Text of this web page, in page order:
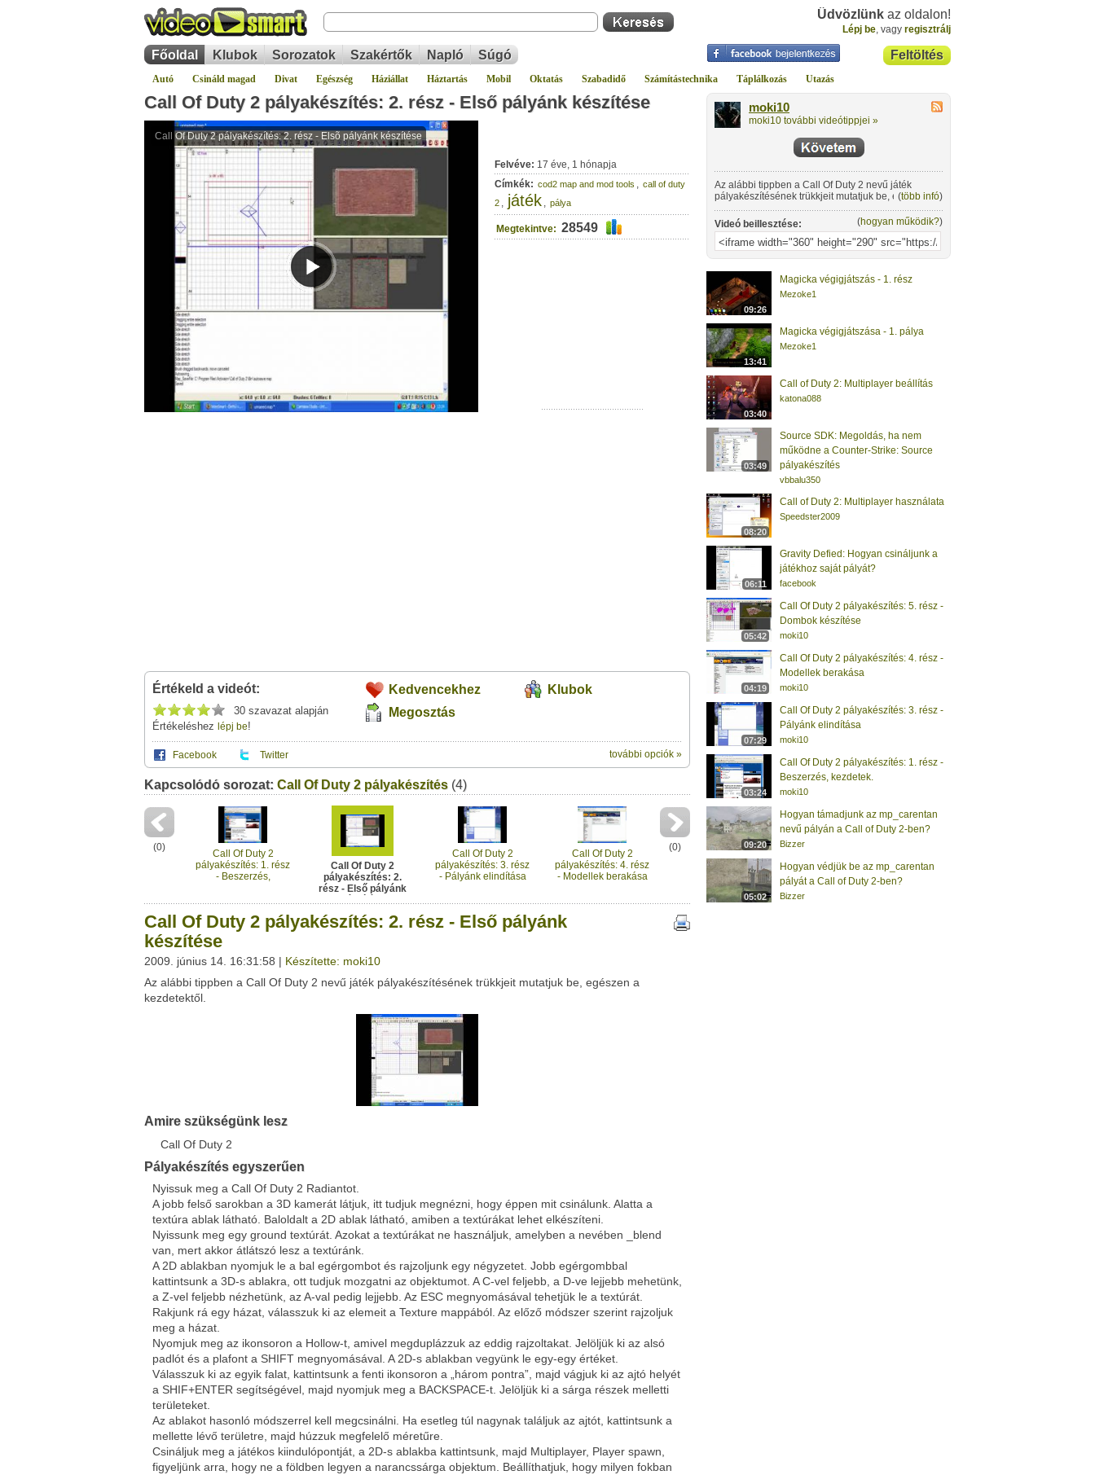
Üdvözlünk az oldalon!
Lépj be, vagy regisztrálj
Feltöltés
Főoldal Klubok Sorozatok Szakértők Napló Súgó
Autó Csináld magad Divat Egészség Háziállat Háztartás Mobil Oktatás Szabadidő Számítástechnika Táplálkozás Utazás
Call Of Duty 2 pályakészítés: 2. rész - Első pályánk készítése
Felvéve: 17 éve, 1 hónapja
Címkék: cod2 map and mod tools , call of duty
2 , játék , pálya
Megtekintve: 28549
Értékeld a videót:
30 szavazat alapján
Értékeléshez lépj be!
Kedvencekhez
Klubok
Megosztás
Facebook Twitter további opciók »
A(z) "Call Of Duty 2 pályakészítés: 2. rész - Első pályánk készítése " című videótipp
használhatod a saját leveleződet,vagyezt a felületet:
Neved:
E-mail címed:
Címzett e-mail címe:
Üzenet (opcionális):
Facebook Twitter
Del.icio.us
Live
Ez a videótipp a következő klub(ok)ba tartozik:
Ez a videó nem még nem tartozik egy klubhoz sem.
Ha van egy kis időd,nézz szét meglévő klubjaink között
Kapcsolódó sorozat: Call Of Duty 2 pályakészítés (4)
(0)
Call Of Duty 2
pályakészítés: 1. rész
- Beszerzés,
Call Of Duty 2
pályakészítés: 2.
rész - Első pályánk
Call Of Duty 2
pályakészítés: 3. rész
- Pályánk elindítása
Call Of Duty 2
pályakészítés: 4. rész
- Modellek berakása
(0)
Call Of Duty 2 pályakészítés: 2. rész - Első pályánk
készítése
2009. június 14. 16:31:58 | Készítette: moki10
Az alábbi tippben a Call Of Duty 2 nevű játék pályakészítésének trükkjeit mutatjuk be, egészen a
kezdetektől.
Amire szükségünk lesz
Call Of Duty 2
Pályakészítés egyszerűen
Nyissuk meg a Call Of Duty 2 Radiantot.
A jobb felső sarokban a 3D kamerát látjuk, itt tudjuk megnézni, hogy éppen mit csinálunk. Alatta a
textúra ablak látható. Baloldalt a 2D ablak látható, amiben a textúrákat lehet elkészíteni.
Nyissunk meg egy ground textúrát. Azokat a textúrákat ne használjuk, amelyben a nevében _blend
van, mert akkor átlátszó lesz a textúránk.
A 2D ablakban nyomjuk le a bal egérgombot és rajzoljunk egy négyzetet. Jobb egérgombbal
kattintsunk a 3D-s ablakra, ott tudjuk mozgatni az objektumot. A C-vel feljebb, a D-ve lejjebb mehetünk,
a Z-vel feljebb nézhetünk, az A-val pedig lejjebb. Az ESC megnyomásával tehetjük le a textúrát.
Rakjunk rá egy házat, válasszuk ki az elemeit a Texture mappából. Az előző módszer szerint rajzoljuk
meg a házat.
Nyomjuk meg az ikonsoron a Hollow-t, amivel megduplázzuk az eddig rajzoltakat. Jelöljük ki az alsó
padlót és a plafont a SHIFT megnyomásával. A 2D-s ablakban vegyünk le egy-egy értéket.
Válasszuk ki az egyik falat, kattintsunk a fenti ikonsoron a „három pontra”, majd vágjuk ki az ajtó helyét
a SHIF+ENTER segítségével, majd nyomjuk meg a BACKSPACE-t. Jelöljük ki a sárga részek melletti
területeket.
Az ablakot hasonló módszerrel kell megcsinálni. Ha esetleg túl nagynak találjuk az ajtót, kattintsunk a
mellette lévő területre, majd húzzuk megfelelő méretűre.
Csináljuk meg a játékos kiindulópontját, a 2D-s ablakba kattintsunk, majd Multiplayer, Player spawn,
figyeljünk arra, hogy ne a földben legyen a narancssárga objektum. Beállíthatjuk, hogy milyen fokban
moki10
moki10 további videótippjei »
Az alábbi tippben a Call Of Duty 2 nevű játék
pályakészítésének trükkjeit mutatjuk be, egészen a
kezdetektől.
(több infó)
Videó beillesztése: (hogyan működik?)
09:26
Magicka végigjátszás - 1. rész
Mezoke1
13:41
Magicka végigjátszása - 1. pálya
Mezoke1
03:40
Call of Duty 2: Multiplayer beállítás
katona088
03:49
Source SDK: Megoldás, ha nem
működne a Counter-Strike: Source
pályakészítés
vbbalu350
08:20
Call of Duty 2: Multiplayer használata
Speedster2009
06:11
Gravity Defied: Hogyan csináljunk a
játékhoz saját pályát?
facebook
05:42
Call Of Duty 2 pályakészítés: 5. rész -
Dombok készítése
moki10
04:19
Call Of Duty 2 pályakészítés: 4. rész -
Modellek berakása
moki10
07:29
Call Of Duty 2 pályakészítés: 3. rész -
Pályánk elindítása
moki10
03:24
Call Of Duty 2 pályakészítés: 1. rész -
Beszerzés, kezdetek.
moki10
09:20
Hogyan támadjunk az mp_carentan
nevű pályán a Call of Duty 2-ben?
Bizzer
05:02
Hogyan védjük be az mp_carentan
pályát a Call of Duty 2-ben?
Bizzer